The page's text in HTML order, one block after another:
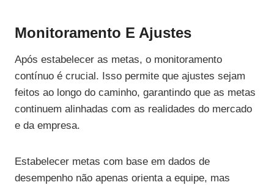
Monitoramento E Ajustes
Após estabelecer as metas, o monitoramento
contínuo é crucial. Isso permite que ajustes sejam
feitos ao longo do caminho, garantindo que as metas
continuem alinhadas com as realidades do mercado
e da empresa.
Estabelecer metas com base em dados de
desempenho não apenas orienta a equipe, mas